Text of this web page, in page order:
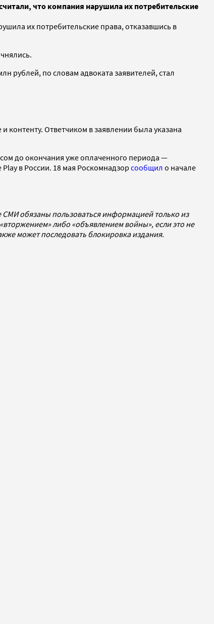
что компания нарушила их потребительские
их потребительские права, отказавшись в
рублей, по словам адвоката заявителей, стал
контенту. Ответчиком в заявлении была указана
до окончания уже оплаченного периода —
в России. 18 мая Роскомнадзор сообщил о начале
СМИ обязаны пользоваться информацией только из
либо «объявлением войны», если это не
может последовать блокировка издания.